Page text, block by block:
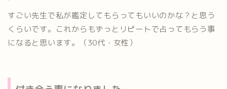
すごい先生で私が鑑定してもらってもいいのかな？と思う
くらいです。これからもずっとリピートで占ってもらう事
になると思います。（30代・女性）